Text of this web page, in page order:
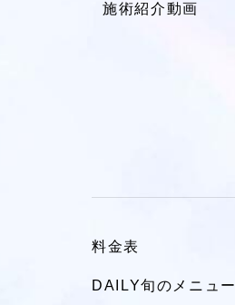
施術紹介動画
料金表
DAILY旬のメニュー